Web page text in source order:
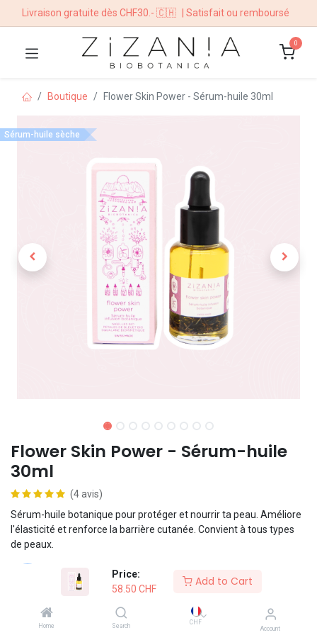
Price:
58.50 CHF
Add to Cart
Home Search
CHF
Account
Livraison gratuite dès CHF30.- 🇨🇭 | Satisfait ou remboursé
0
Boutique Flower Skin Power - Sérum-huile 30ml
Sérum-huile sèche
Flower Skin Power - Sérum-huile
30ml
(4 avis)
Sérum-huile botanique pour protéger et nourrir ta peau. Améliore
l'élasticité et renforce la barrière cutanée. Convient à tous types
de peaux.
Formule vegan
Swissmade